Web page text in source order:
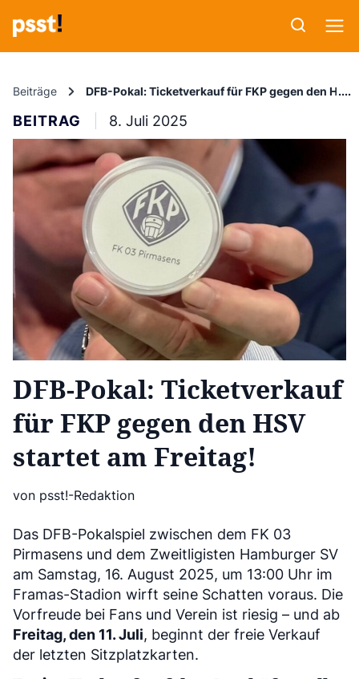
Beiträge DFB-Pokal: Ticketverkauf für FKP gegen den HSV
BEITRAG 8. Juli 2025
DFB-Pokal: Ticketverkauf
für FKP gegen den HSV
startet am Freitag!
von psst!-Redaktion
Das DFB-Pokalspiel zwischen dem FK 03
Pirmasens und dem Zweitligisten Hamburger SV
am Samstag, 16. August 2025, um 13:00 Uhr im
Framas-Stadion wirft seine Schatten voraus. Die
Vorfreude bei Fans und Verein ist riesig – und ab
Freitag, den 11. Juli, beginnt der freie Verkauf
der letzten Sitzplatzkarten.